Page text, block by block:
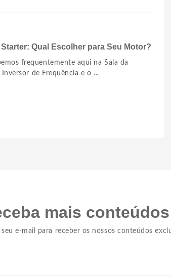
Qual Escolher para Seu Motor?
frequentemente aqui na Sala da
de Frequência e o ...
mais conteúdos
seu e-mail para receber os nossos conteúdos